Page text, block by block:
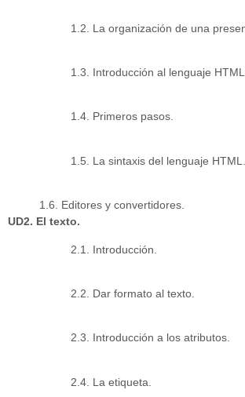
1.2. La organización de una
1.3. Introducción al lenguaje HTML.
1.4. Primeros pasos.
1.5. La sintaxis del lenguaje HTML.
1.6. Editores y convertidores.
UD2. El texto.
2.1. Introducción.
2.2. Dar formato al texto.
2.3. Introducción a los atributos.
2.4. La etiqueta.